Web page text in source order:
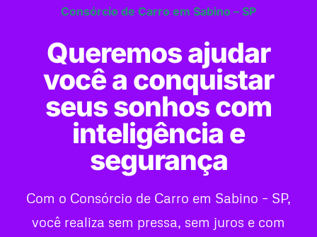
Consórcio de Carro em Sabino – SP
Queremos ajudar
você a conquistar
seus sonhos com
inteligência e
segurança
Com o Consórcio de Carro em Sabino – SP,
você realiza sem pressa, sem juros e com